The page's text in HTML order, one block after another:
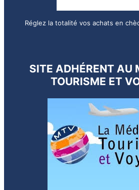
Réglez la totalité vos achats en
SITE ADHÉRENT AU
TOURISME ET